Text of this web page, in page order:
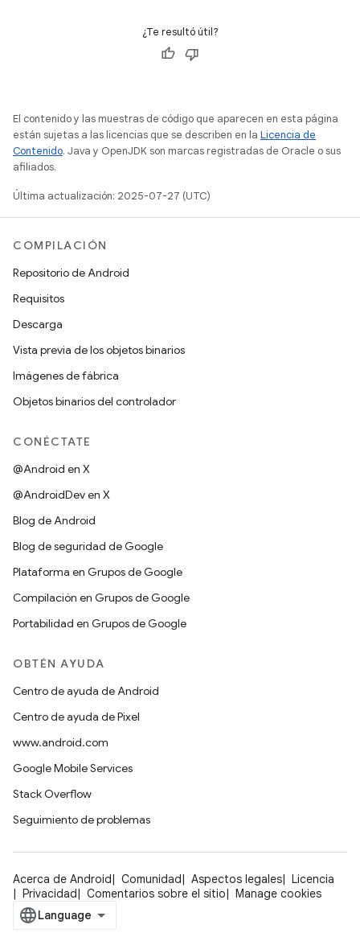
¿Te resultó útil?
El contenido y las muestras de código que aparecen en esta página
están sujetas a las licencias que se describen en la Licencia de
Contenido. Java y OpenJDK son marcas registradas de Oracle o sus
afiliados.
Última actualización: 2025-07-27 (UTC)
COMPILACIÓN
Repositorio de Android
Requisitos
Descarga
Vista previa de los objetos binarios
Imágenes de fábrica
Objetos binarios del controlador
CONÉCTATE
@Android en X
@AndroidDev en X
Blog de Android
Blog de seguridad de Google
Plataforma en Grupos de Google
Compilación en Grupos de Google
Portabilidad en Grupos de Google
OBTÉN AYUDA
Centro de ayuda de Android
Centro de ayuda de Pixel
www.android.com
Google Mobile Services
Stack Overflow
Seguimiento de problemas
Acerca de Android Comunidad Aspectos legales
Licencia
Privacidad
Comentarios sobre el sitio Manage cookies